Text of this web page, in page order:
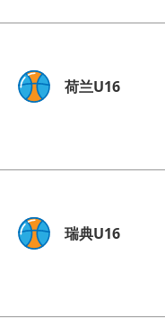
荷兰U16
瑞典U16